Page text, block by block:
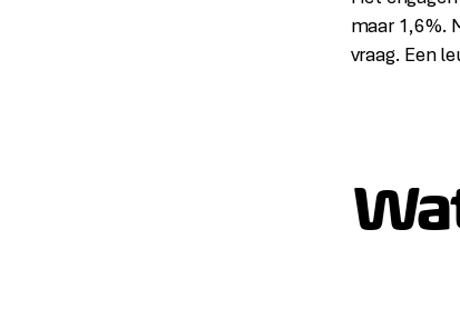
maar 1,6%.
vraag. Een